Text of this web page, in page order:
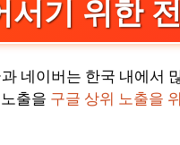
서기 위한
네이버는 한국 내에서
출을 구글 상위 노출을